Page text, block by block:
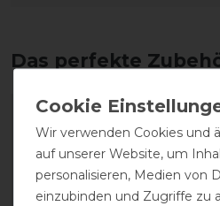
Das perfekte
Wir verwenden Cookies und
auf unserer Website, um
personalisieren, Medien von
einzubinden und Zugriffe zu